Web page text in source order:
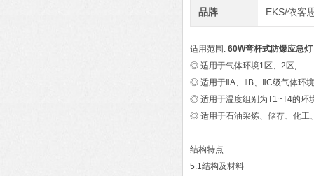
品牌 EKS/依客
适用范围: 60W弯杆式防爆应急灯
◎ 适用于气体环境1区、2区;
◎ 适用于ⅡA、ⅡB、ⅡC级气体环
◎ 适用于温度组别为T1~T4的环
◎ 适用于石油采炼、储存、化工
结构特点
5.1结构及材料